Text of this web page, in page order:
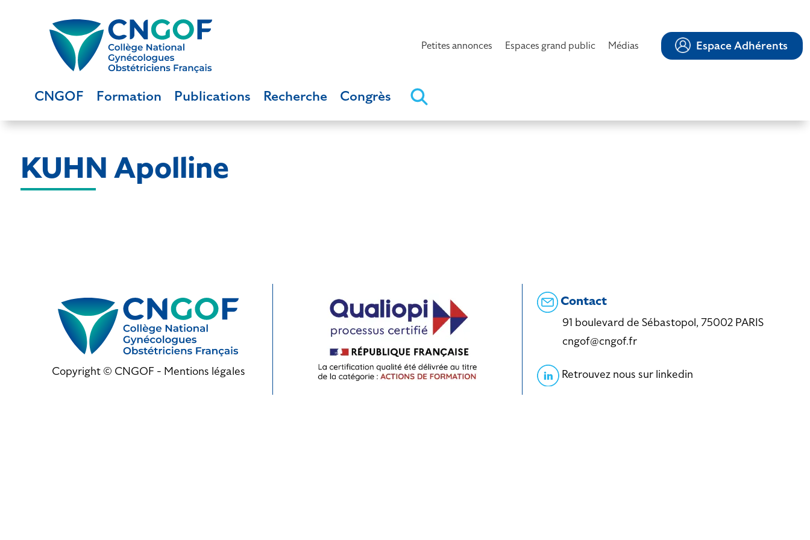
Petites annonces Espaces grand public Médias Espace Adhérents
CNGOF Formation Publications Recherche Congrès
KUHN Apolline
Copyright © CNGOF - Mentions légales
Contact
91 boulevard de Sébastopol, 75002 PARIS
cngof@cngof.fr
Retrouvez nous sur linkedin